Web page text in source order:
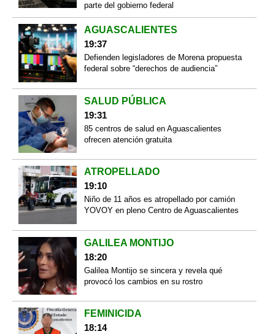
parte del gobierno federal
AGUASCALIENTES
19:37
Defienden legisladores de Morena propuesta
federal sobre “derechos de audiencia”
SALUD PÚBLICA
19:31
85 centros de salud en Aguascalientes
ofrecen atención gratuita
ATROPELLADO
19:10
Niño de 11 años es atropellado por camión
YOVOY en pleno Centro de Aguascalientes
GALILEA MONTIJO
18:20
Galilea Montijo se sincera y revela qué
provocó los cambios en su rostro
FEMINICIDA
18:14